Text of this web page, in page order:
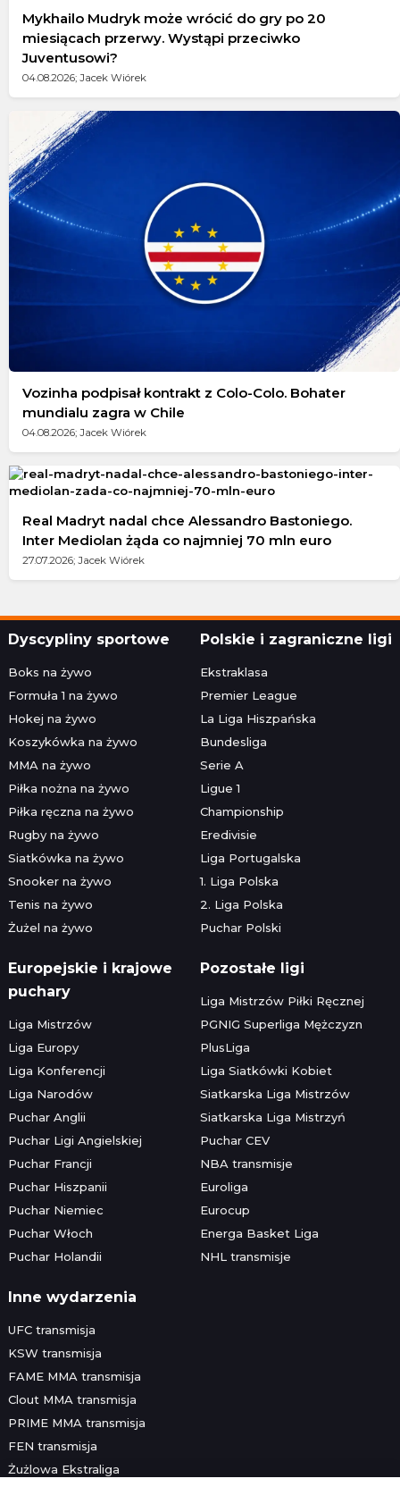
Mykhailo Mudryk może wrócić do gry po 20
miesiącach przerwy. Wystąpi przeciwko
Juventusowi?
04.08.2026; Jacek Wiórek
Vozinha podpisał kontrakt z Colo-Colo. Bohater
mundialu zagra w Chile
04.08.2026; Jacek Wiórek
Real Madryt nadal chce Alessandro Bastoniego.
Inter Mediolan żąda co najmniej 70 mln euro
27.07.2026; Jacek Wiórek
Dyscypliny sportowe
Boks na żywo
Formuła 1 na żywo
Hokej na żywo
Koszykówka na żywo
MMA na żywo
Piłka nożna na żywo
Piłka ręczna na żywo
Rugby na żywo
Siatkówka na żywo
Snooker na żywo
Tenis na żywo
Żużel na żywo
Polskie i zagraniczne ligi
Ekstraklasa
Premier League
La Liga Hiszpańska
Bundesliga
Serie A
Ligue 1
Championship
Eredivisie
Liga Portugalska
1. Liga Polska
2. Liga Polska
Puchar Polski
Europejskie i krajowe
puchary
Liga Mistrzów
Liga Europy
Liga Konferencji
Liga Narodów
Puchar Anglii
Puchar Ligi Angielskiej
Puchar Francji
Puchar Hiszpanii
Puchar Niemiec
Puchar Włoch
Puchar Holandii
Pozostałe ligi
Liga Mistrzów Piłki Ręcznej
PGNIG Superliga Mężczyzn
PlusLiga
Liga Siatkówki Kobiet
Siatkarska Liga Mistrzów
Siatkarska Liga Mistrzyń
Puchar CEV
NBA transmisje
Euroliga
Eurocup
Energa Basket Liga
NHL transmisje
Inne wydarzenia
UFC transmisja
KSW transmisja
FAME MMA transmisja
Clout MMA transmisja
PRIME MMA transmisja
FEN transmisja
Żużlowa Ekstraliga